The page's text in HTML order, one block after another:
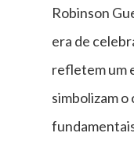
Robinson
era de
refletem um
simbolizam